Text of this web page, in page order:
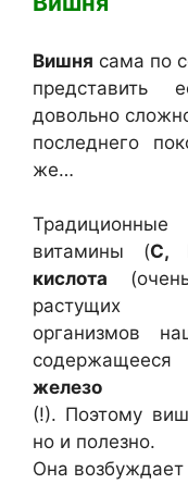
Вишня сама по
представить
довольно
последнего
же…
Традиционные
витамины (С,
кислота
растущих
организмов
железо
(!). Поэтому
но и полезно.
Она возбуждает